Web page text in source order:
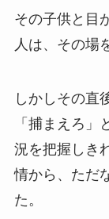
その子供と目
人は、その場
しかしその直
「捕まえろ
況を把握しき
情から、ただ
た。